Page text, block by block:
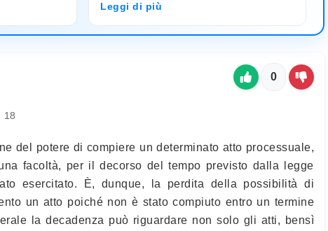
Leggi di più
18
0
del potere di compiere un determinato atto processuale,
facoltà, per il decorso del tempo previsto dalla legge
esercitato. È, dunque, la perdita della possibilità di
un atto poiché non è stato compiuto entro un termine
la decadenza può riguardare non solo gli atti, bensì